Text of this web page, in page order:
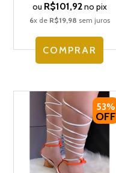
ou R$101,92no pix
6x de R$19,98 sem juros
COMPRAR
53%
OFF